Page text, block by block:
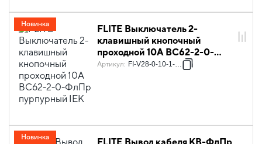
FLITE Выключатель 2-
клавишный кнопочный
проходной 10А ВС62-2-0-
ФлПр пурпурный IEK
Артикул: FI-V28-0-10-1-K99
Новинка
Новинка